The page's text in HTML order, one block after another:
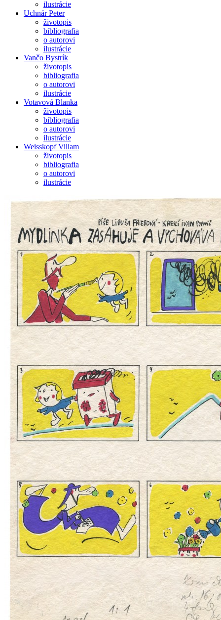
ilustrácie
Uchnár Peter
životopis
bibliografia
o autorovi
ilustrácie
Vančo Bystrík
životopis
bibliografia
o autorovi
ilustrácie
Votavová Blanka
životopis
bibliografia
o autorovi
ilustrácie
Weisskopf Viliam
životopis
bibliografia
o autorovi
ilustrácie